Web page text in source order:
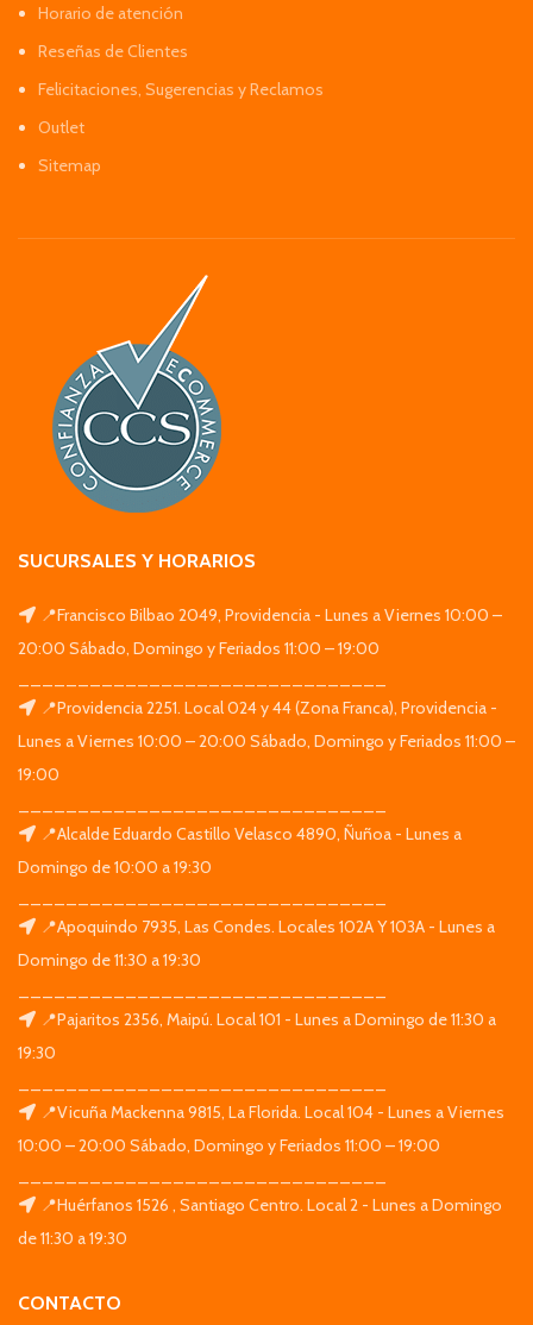
Horario de atención
Reseñas de Clientes
Felicitaciones, Sugerencias y Reclamos
Outlet
Sitemap
SUCURSALES Y HORARIOS
📍Francisco Bilbao 2049, Providencia - Lunes a Viernes 10:00 –
20:00 Sábado, Domingo y Feriados 11:00 – 19:00
📍Providencia 2251. Local 024 y 44 (Zona Franca), Providencia -
Lunes a Viernes 10:00 – 20:00 Sábado, Domingo y Feriados 11:00 –
19:00
📍Alcalde Eduardo Castillo Velasco 4890, Ñuñoa - Lunes a
Domingo de 10:00 a 19:30
📍Apoquindo 7935, Las Condes. Locales 102A Y 103A - Lunes a
Domingo de 11:30 a 19:30
📍Pajaritos 2356, Maipú. Local 101 - Lunes a Domingo de 11:30 a
19:30
📍Vicuña Mackenna 9815, La Florida. Local 104 - Lunes a Viernes
10:00 – 20:00 Sábado, Domingo y Feriados 11:00 – 19:00
📍Huérfanos 1526 , Santiago Centro. Local 2 - Lunes a Domingo
de 11:30 a 19:30
CONTACTO